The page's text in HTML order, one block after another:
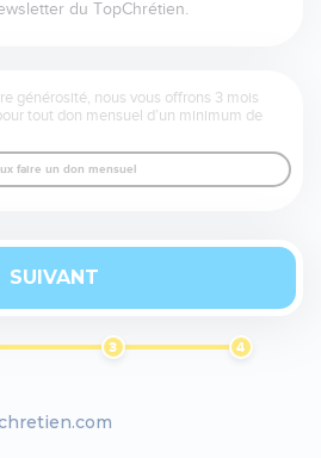
du TopChrétien.
générosité, nous vous offrons 3 mois
tout don mensuel d’un minimum de
faire un don mensuel
SUIVANT
3 4